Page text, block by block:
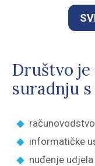
Društvo
suradnju
informatičke
nuđenje